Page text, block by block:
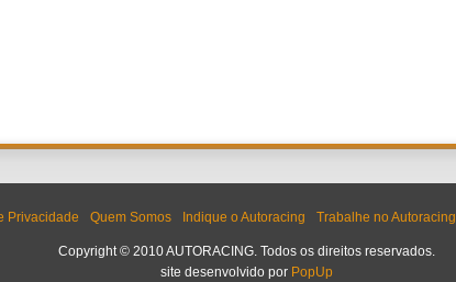
Privacidade Quem Somos Indique o Autoracing Trabalhe no Autoracing
Copyright © 2010 AUTORACING. Todos os direitos reservados.
site desenvolvido por PopUp